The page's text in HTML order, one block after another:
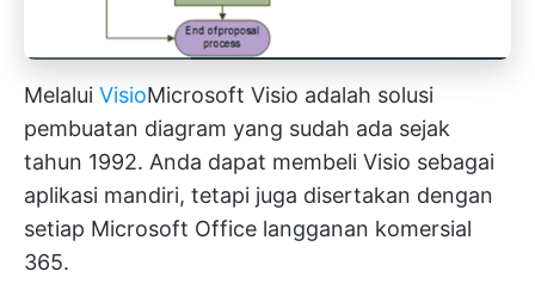
Melalui VisioMicrosoft Visio adalah solusi
pembuatan diagram yang sudah ada sejak
tahun 1992. Anda dapat membeli Visio sebagai
aplikasi mandiri, tetapi juga disertakan dengan
setiap Microsoft Office langganan komersial
365.